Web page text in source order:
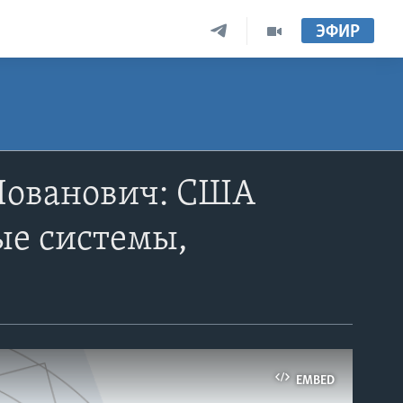
ЭФИР
США
системы,
EMBED